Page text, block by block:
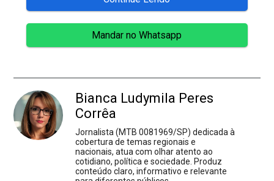
Mandar no Whatsapp
Bianca Ludymila Peres
Corrêa
Jornalista (MTB 0081969/SP) dedicada à
cobertura de temas regionais e
nacionais, atua com olhar atento ao
cotidiano, política e sociedade. Produz
conteúdo claro, informativo e relevante